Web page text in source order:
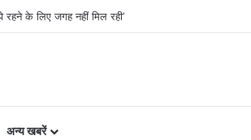
काम के लिए समान वेतन
अन्य खबरें